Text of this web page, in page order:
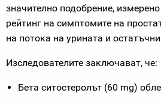
значително подобрение,
рейтинг на симптомите на
на потока на урината и
Изследователите заключават, че:
Бета ситостеролът (60 mg)